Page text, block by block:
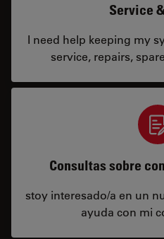
Service
I need help keeping my
service, repairs,
Consultas sobre
stoy interesado/a en un
ayuda con mi